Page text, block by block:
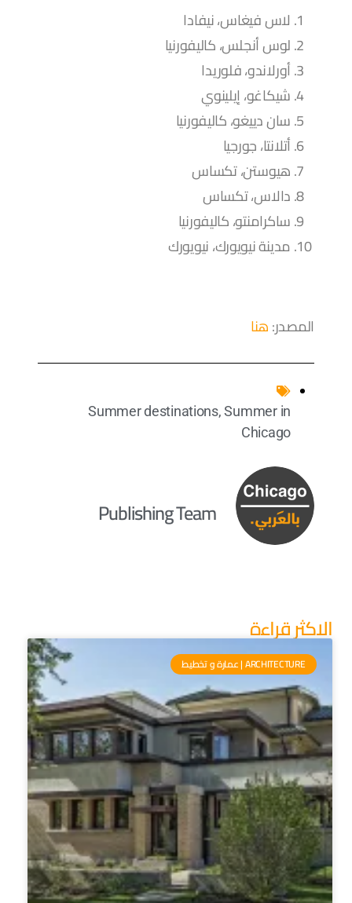
لاس فيغاس، نيفادا
لوس أنجلس، كاليفورنيا
أورلاندو، فلوريدا
شيكاغو، إيلينوي
سان دييغو، كاليفورنيا
أتلانتا، جورجيا
هيوستن، تكساس
دالاس، تكساس
ساكرامنتو، كاليفورنيا
مدينة نيويورك، نيويورك
المصدر:هنا
Summer destinations,Summer in
Chicago
Publishing Team
الاكثر قراءة
ARCHITECTURE | عمارة و تخطيط